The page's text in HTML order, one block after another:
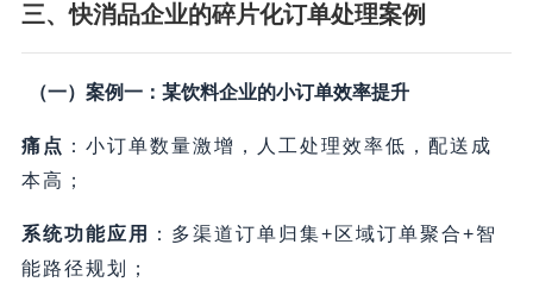
三、快消品企业的碎片化订单处理案例
（一）案例一：某饮料企业的小订单效率提升
痛点 ：小订单数量激增，人工处理效率低，配送成
本高；
系统功能应用
：多渠道订单归集+区域订单聚合+智
能路径规划；